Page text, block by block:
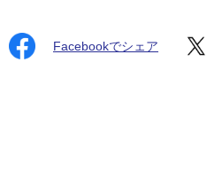
Facebookでシェア